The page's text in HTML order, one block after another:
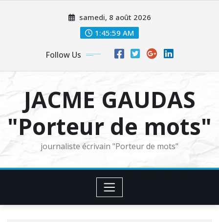
samedi, 8 août 2026
1:46:01 AM
Follow Us
JACME GAUDAS
"Porteur de mots"
journaliste écrivain "Porteur de mots"